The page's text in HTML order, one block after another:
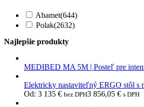
Abamet(644)
Polak(2632)
Najlepšie produkty
MEDIBED MA 5M | Posteľ pre
Elektricky nastaviteľný ERGO stôl s
Od: 3 135 € bez DPH3 856,05 € s DPH